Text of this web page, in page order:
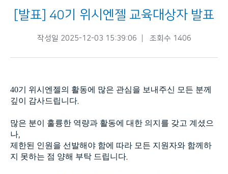
[발표] 40기 위시엔젤 교육대상자 발표
작성일 2025-12-03 15:39:06 조회수 1406
40기 위시엔젤의 활동에 많은 관심을 보내주신 모든 분께
깊이 감사드립니다.
많은 분이 훌륭한 역량과 활동에 대한 의지를 갖고 계셨으
나,
제한된 인원을 선발해야 함에 따라 모든 지원자와 함께하
지 못하는 점 양해 부탁 드립니다.